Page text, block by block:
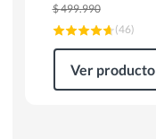
$499.990
(46)
Ver producto